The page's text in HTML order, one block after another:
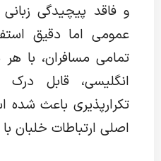
و فاقد پیچیدگی
عمومی اما دقیق
تمامی مسافران، با
انگلیسی، قابل
تکرارپذیری باعث
اصلی ارتباطات خلبان